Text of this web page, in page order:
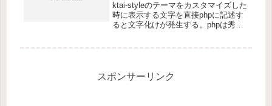
ktai-styleのテーマをカスタマイズした
時に表示する文字を直接phpに記述す
ると文字化けが発生する。phpは秀丸
スポンサーリンク